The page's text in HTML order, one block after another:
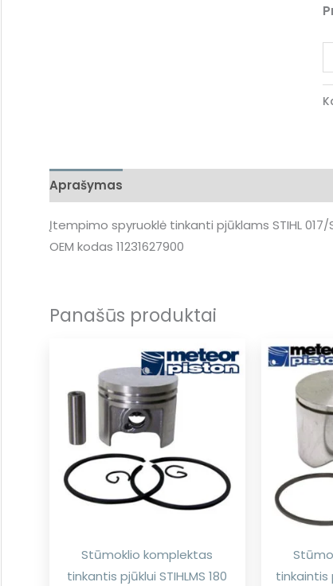
Aprašymas
Įtempimo spyruoklė tinkanti pjūklams STIHL 017/
OEM kodas 11231627900
Panašūs produktai
Stūmoklio komplektas
tinkantis pjūklui STIHLMS 180
tinkaintis